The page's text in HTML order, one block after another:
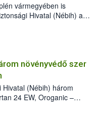
vármegyében is
Hivatal (Nébih) a
jelenlétét. A
meg, de már fertőzött
a szlovák
megállítása érdekében.
növényvédő szer
(Nébih) három
24 EW, Oroganic –
a szüretet követően,
stádiumáig